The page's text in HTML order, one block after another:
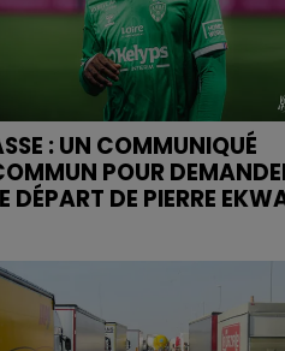
: UN COMMUNIQUÉ
POUR
DÉPART DE PIERRE